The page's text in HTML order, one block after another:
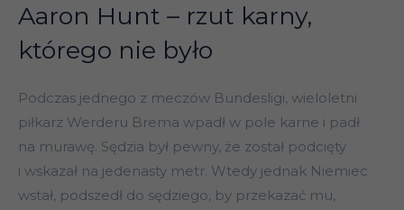
Aaron Hunt – rzut karny,
którego nie było
Podczas jednego z meczów Bundesligi, wieloletni
piłkarz Werderu Brema wpadł w pole karne i padł
na murawę. Sędzia był pewny, że został podcięty
i wskazał na jedenasty metr. Wtedy jednak Niemiec
wstał, podszedł do sędziego, by przekazać mu,